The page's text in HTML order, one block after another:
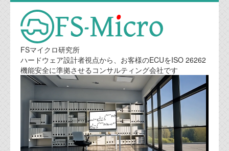
FSマイクロ研究所
ハードウェア設計者視点から、お客様のECUをISO 26262
機能安全に準拠させるコンサルティング会社です